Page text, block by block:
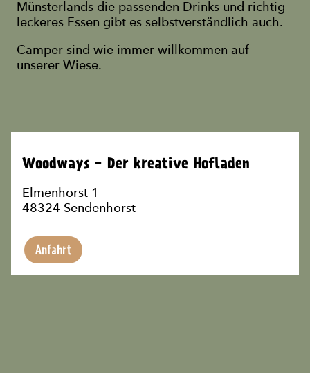
Münsterlands die passenden Drinks und richtig
leckeres Essen gibt es selbstverständlich auch.
Camper sind wie immer willkommen auf
unserer Wiese.
Woodways - Der kreative Hofladen
Elmenhorst 1
48324 Sendenhorst
Anfahrt